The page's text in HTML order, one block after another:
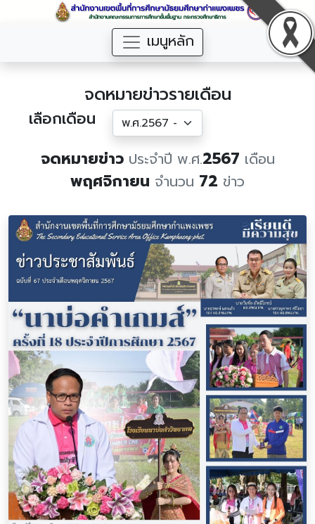
เมนูหลัก
จดหมายข่าวรายเดือน
เลือกเดือน
จดหมายข่าวประจำปี พ.ศ.2567 เดือน
พฤศจิกายน จำนวน 72 ข่าว